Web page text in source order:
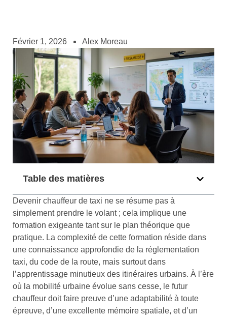
Février 1, 2026 Alex Moreau
Table des matières
Devenir chauffeur de taxi ne se résume pas à
simplement prendre le volant ; cela implique une
formation exigeante tant sur le plan théorique que
pratique. La complexité de cette formation réside dans
une connaissance approfondie de la réglementation
taxi, du code de la route, mais surtout dans
l’apprentissage minutieux des itinéraires urbains. À l’ère
où la mobilité urbaine évolue sans cesse, le futur
chauffeur doit faire preuve d’une adaptabilité à toute
épreuve, d’une excellente mémoire spatiale, et d’un